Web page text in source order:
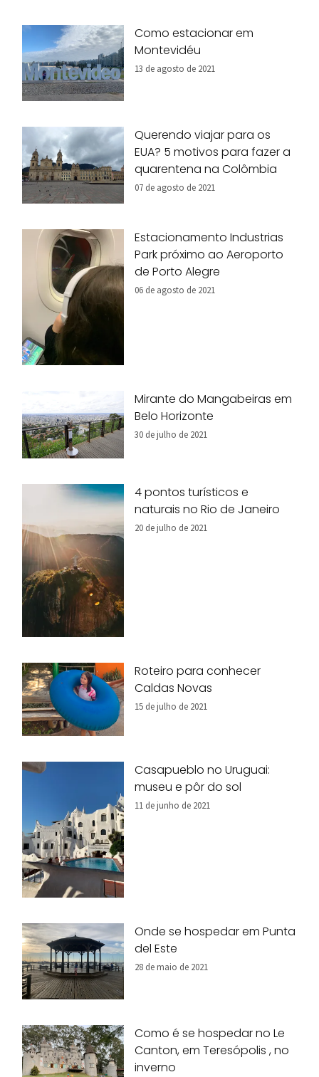
Como estacionar em
Montevidéu
13 de agosto de 2021
Querendo viajar para os
EUA? 5 motivos para fazer a
quarentena na Colômbia
07 de agosto de 2021
Estacionamento Industrias
Park próximo ao Aeroporto
de Porto Alegre
06 de agosto de 2021
Mirante do Mangabeiras em
Belo Horizonte
30 de julho de 2021
4 pontos turísticos e
naturais no Rio de Janeiro
20 de julho de 2021
Roteiro para conhecer
Caldas Novas
15 de julho de 2021
Casapueblo no Uruguai:
museu e pôr do sol
11 de junho de 2021
Onde se hospedar em Punta
del Este
28 de maio de 2021
Como é se hospedar no Le
Canton, em Teresópolis , no
inverno